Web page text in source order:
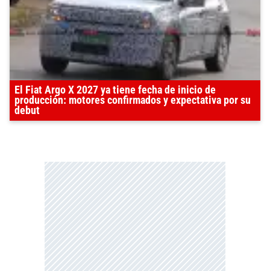
El Fiat Argo X 2027 ya tiene fecha de inicio de
producción: motores confirmados y expectativa por su
debut